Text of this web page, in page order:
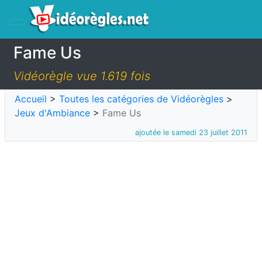
Fame Us
Vidéorègle vue 1.619 fois
Accueil > Toutes les catégories de Vidéorègles >
Jeux d'Ambiance > Fame Us
ajoutée le samedi 23 juillet 2011